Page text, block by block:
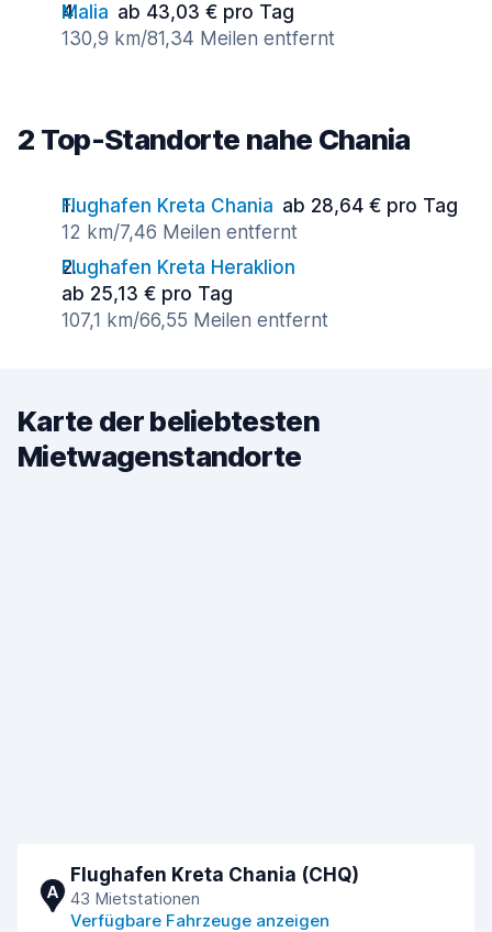
Malia ab 43,03 € pro Tag
130,9 km/81,34 Meilen entfernt
2 Top-Standorte nahe Chania
Flughafen Kreta Chania ab 28,64 € pro Tag
12 km/7,46 Meilen entfernt
Flughafen Kreta Heraklion
ab 25,13 € pro Tag
107,1 km/66,55 Meilen entfernt
Karte der beliebtesten
Mietwagenstandorte
A
Flughafen Kreta Chania (CHQ)
43 Mietstationen
Verfügbare Fahrzeuge anzeigen